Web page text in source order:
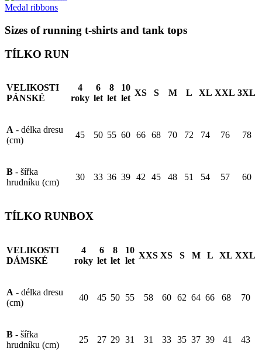
Medal ribbons
Sizes of running t-shirts and tank tops
TÍLKO RUN
VELIKOSTI
PÁNSKÉ
4
roky
6
let
8
let
10
let
XS S M L XL XXL 3XL
A - délka dresu
(cm)
45 50 55 60 66 68 70 72 74 76 78
B - šířka
hrudníku (cm)
30 33 36 39 42 45 48 51 54 57 60
TÍLKO RUNBOX
VELIKOSTI
DÁMSKÉ
4
roky
6
let
8
let
10
let
XXS XS S M L XL XXL
A - délka dresu
(cm)
40 45 50 55 58 60 62 64 66 68 70
B - šířka
hrudníku (cm)
25 27 29 31 31 33 35 37 39 41 43